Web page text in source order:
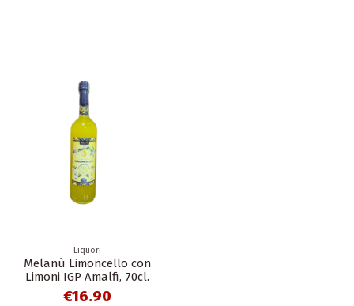
Liquori
Melanù Limoncello con
Limoni IGP Amalfi, 70cl.
€16.90